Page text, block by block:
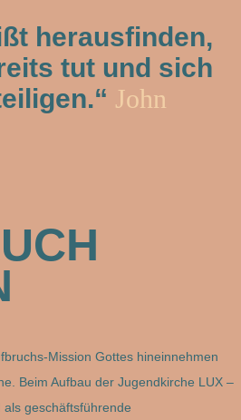
herausfinden,
tut und sich
John
Mission Gottes hineinnehmen
Beim Aufbau der Jugendkirche LUX –
geschäftsführende